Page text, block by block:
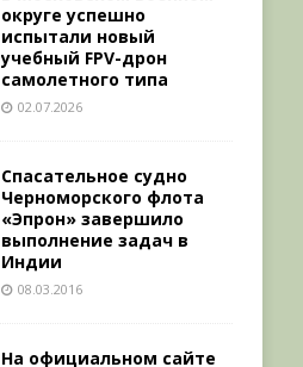
округе успешно
испытали новый
учебный FPV-дрон
самолетного типа
02.07.2026
Спасательное судно
Черноморского флота
«Эпрон» завершило
выполнение задач в
Индии
08.03.2016
На официальном сайте